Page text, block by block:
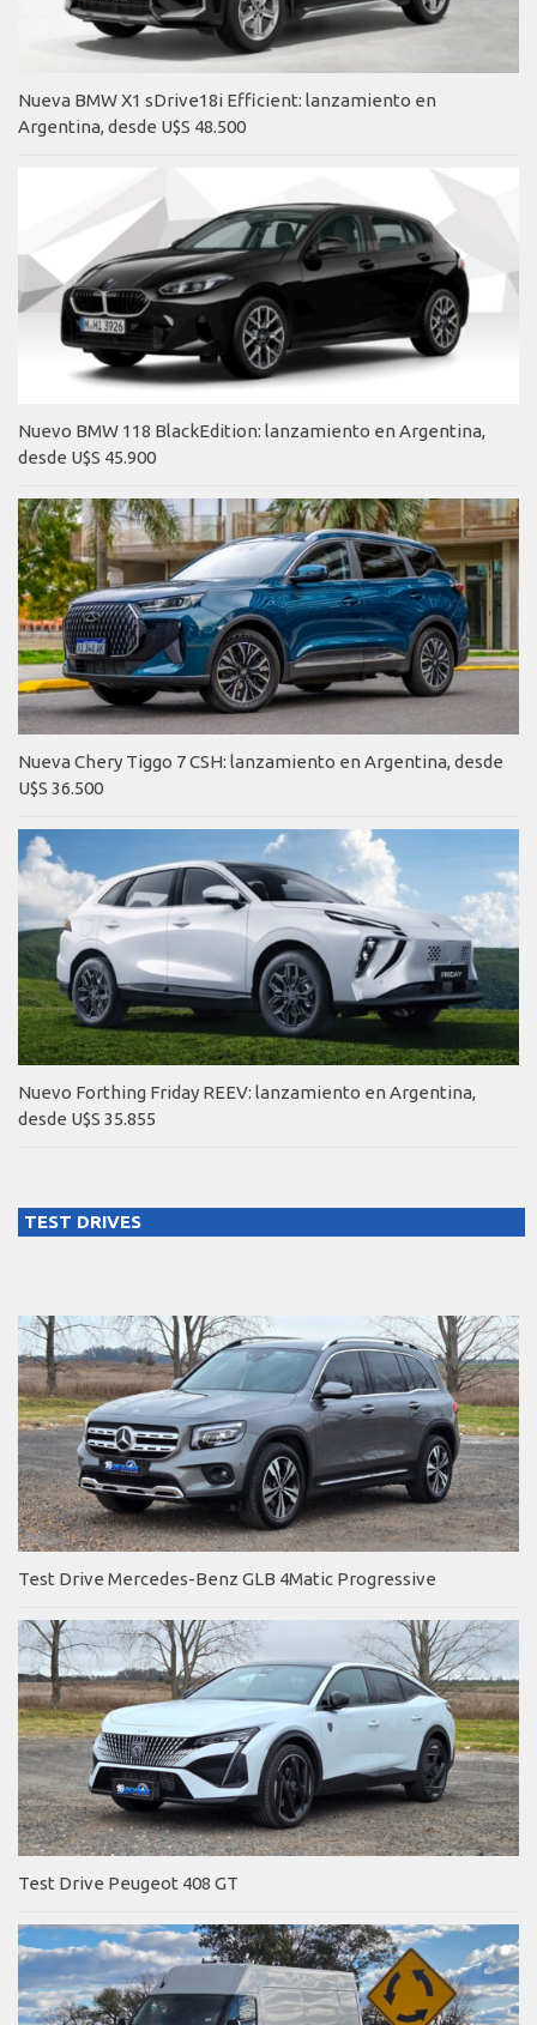
Nueva BMW X1 sDrive18i Efficient: lanzamiento en
Argentina, desde U$S 48.500
Nuevo BMW 118 BlackEdition: lanzamiento en Argentina,
desde U$S 45.900
Nueva Chery Tiggo 7 CSH: lanzamiento en Argentina, desde
U$S 36.500
Nuevo Forthing Friday REEV: lanzamiento en Argentina,
desde U$S 35.855
TEST DRIVES
Test Drive Mercedes-Benz GLB 4Matic Progressive
Test Drive Peugeot 408 GT